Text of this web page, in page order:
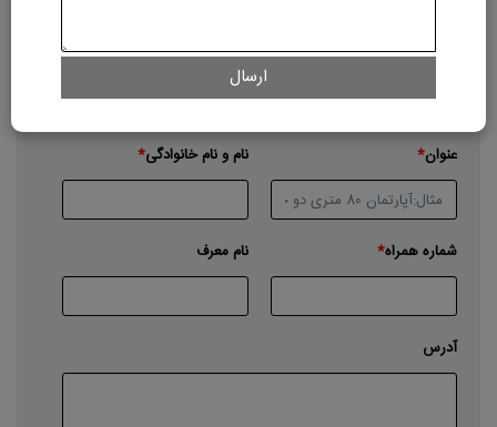
نوع ملک
آپارتمان خانه ویلایی پیش فروش
عنوان نام و نام خانوادگی
شماره همراه نام معرف
آدرس
ارسال